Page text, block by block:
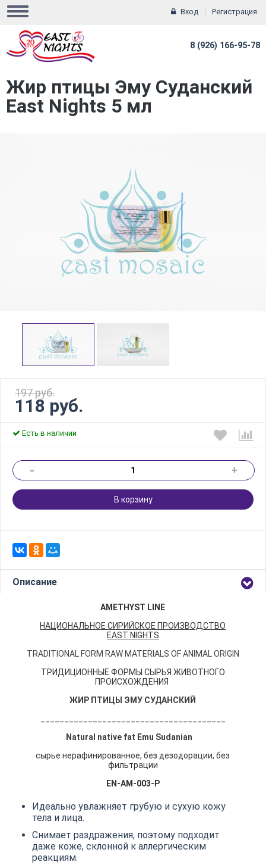
Вход Регистрация
8 (926) 166-95-78
Жир птицы Эму Суданский
East Nights 5 мл
118 руб.
197 руб.
Есть в наличии
- +
В корзину
Описание
AMETHYST LINE
НАЦИОНАЛЬНОЕ СИРИЙСКОЕ ПРОИЗВОДСТВО
EAST NIGHTS
TRADITIONAL FORM RAW MATERIALS OF ANIMAL ORIGIN
ТРИДИЦИОННЫЕ ФОРМЫ СЫРЬЯ ЖИВОТНОГО
ПРОИСХОЖДЕНИЯ
ЖИР ПТИЦЫ ЭМУ СУДАНСКИЙ
Natural native fat Emu Sudanian
сырье нерафинированное, без дезодорации, без
фильтрации
EN-AM-003-P
Идеально увлажняет грубую и сухую кожу
тела и лица.
Снимает раздражения, поэтому подходит
даже коже, склонной к аллергическим
реакциям.